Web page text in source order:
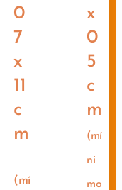
0
7
x
11
c
m
(mí
x
0
5
c
m
(mí
ni
mo